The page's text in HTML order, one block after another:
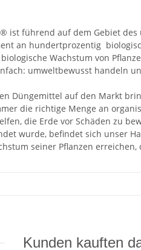
ist führend auf dem Gebiet
an hundertprozentig
Wachstum von
umweltbewusst
Düngemittel auf den Markt
die richtige Menge an
die Erde vor Schäden zu
wurde, befindet sich unser
seiner Pflanzen
Kunden kauften